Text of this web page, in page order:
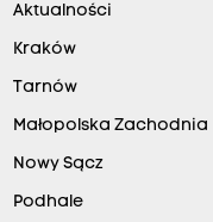
Aktualności
Kraków
Tarnów
Małopolska Zachodnia
Nowy Sącz
Podhale